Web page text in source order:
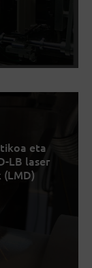
eta
LB laser